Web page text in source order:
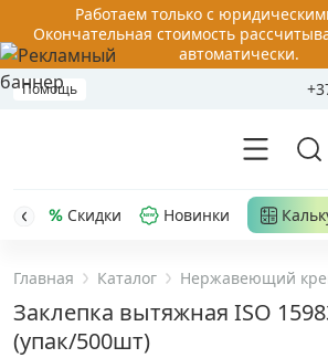
Работаем только с
Окончательная стоимость
автоматически.
Помощь
Акции
Распродажа
Скидки Новинки
Главная Каталог Нержавеющий
Заклепка вытяжная ISO
(упак/500шт)